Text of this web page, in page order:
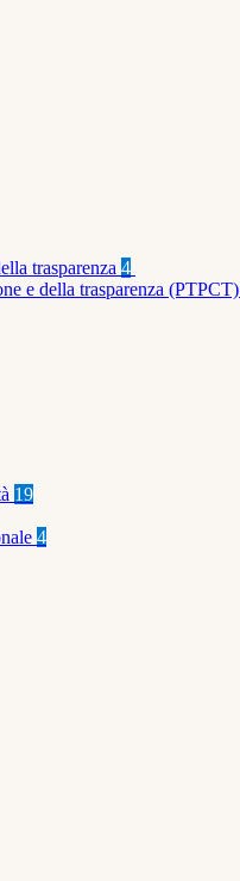
trasparenza 4
e della trasparenza (PTPCT)
19
4